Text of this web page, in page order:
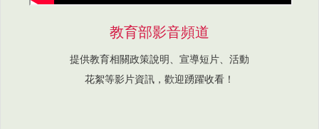
教育部影音頻道
提供教育相關政策說明、宣導短片、活動
花絮等影片資訊，歡迎踴躍收看！